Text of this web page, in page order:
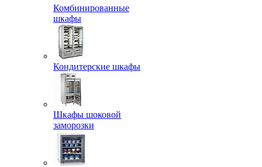
Комбинированные
шкафы
Кондитерские шкафы
Шкафы шоковой
заморозки